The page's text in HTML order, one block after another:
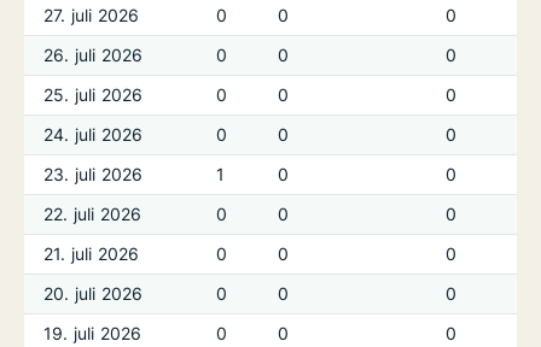
27. juli 2026
0 0
0
26. juli 2026
0 0
0
25. juli 2026
0 0
0
24. juli 2026
0 0
0
23. juli 2026
1 0
0
22. juli 2026
0 0
0
21. juli 2026
0 0
0
20. juli 2026
0 0
0
19. juli 2026
0 0
0